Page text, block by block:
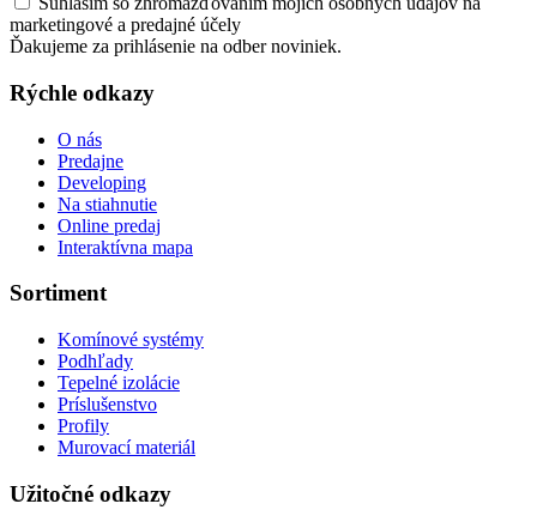
marketingové a predajné účely
Ďakujeme za prihlásenie na odber noviniek.
Rýchle odkazy
O nás
Predajne
Developing
Na stiahnutie
Online predaj
Interaktívna mapa
Sortiment
Komínové systémy
Podhľady
Tepelné izolácie
Príslušenstvo
Profily
Murovací materiál
Užitočné odkazy